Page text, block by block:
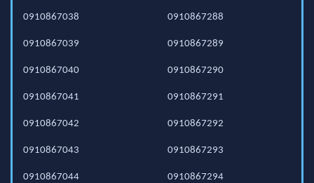
0910867038
0910867039
0910867040
0910867041
0910867042
0910867043
0910867044
0910867288
0910867289
0910867290
0910867291
0910867292
0910867293
0910867294